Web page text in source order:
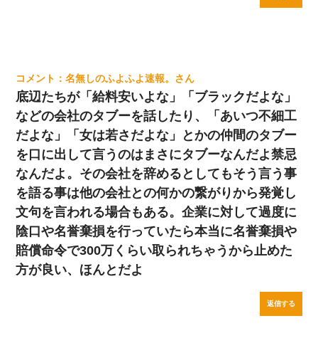
名無しのふよふよ速報。
底辺たちが「給料安いよな」「ブラックだよな」
などの会社のタブーを話したり、「あいつ不細工
だよな」「女は若さだよな」とかの仲間のタブー
を口に出して言うのはまさにタブーなんだよ禁忌
なんだよ。その会社を辞めるとしてもそう言う事
を語る事は他の会社との何かの繋がりから発覚し
文句を言われる場合もある。企業に対して過度に
陰口や名誉棄損を行っていたら本当に名誉棄損や
賠償命令で300万くらい取られちゃうから止めた
方が良い、ほんとだよ
返信する